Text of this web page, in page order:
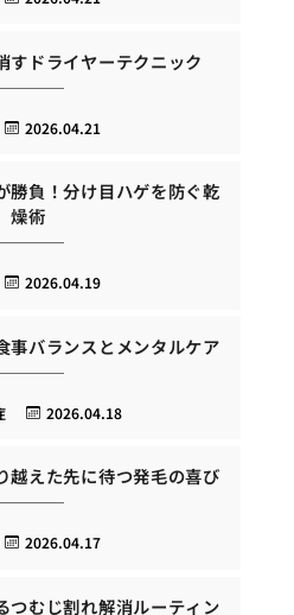
すドライヤーテクニック
2026.04.21
勝負！分け目ハゲを防ぐ乾
燥術
2026.04.19
事バランスとメンタルケア
2026.04.18
越えた先に待つ発毛の喜び
2026.04.17
つむじ割れ解消ルーティン